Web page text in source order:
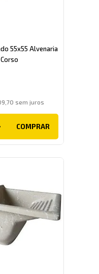
55x55 Alvenaria
,70 sem juros
COMPRAR